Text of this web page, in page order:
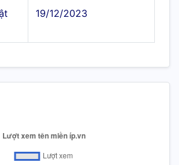
19/12/2023